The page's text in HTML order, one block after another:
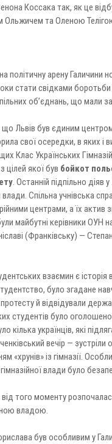
Коссака так, як це
Ольжичем та Оленою
арену Галичини
стати свідками
об’єднань, що мали
Львів був єдиним
свої осередки, в яких і
Клас Українських
цілей якої був бойкот
. Останній підпільно діяв
Спільна учнівська
центрами, а їх актив
майбутні керівники ОУН
(Франківську) —
взаємин є історія
було згадане
й відвідували
студентів було
українців, які
вечір — зустріли
«хрунів» із гімназії.
влади було
того моменту
владою.
був особливим у